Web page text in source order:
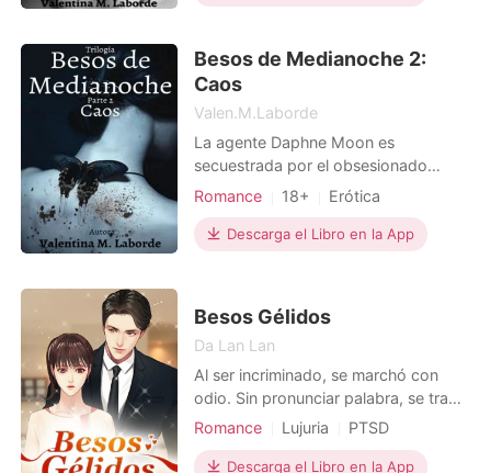
millonario?.
Besos de Medianoche 2:
Caos
Valen.M.Laborde
La agente Daphne Moon es
secuestrada por el obsesionado
investigador privado, Erick Sowler.
desesperada búsqueda mientras
lidian con la llegada de Aiden y la
normas. Elena trama nuevas formas
de ven
Romance 18+ Erótica
Descarga el Libro en la App
Besos Gélidos
Da Lan Lan
Al ser incriminado, se marchó con
odio. Sin pronunciar palabra, se tragó
el dolor y la ira, desapareciendo de
posibilidades de volver a encontrarse
Romance Lujuria
PTSD
Venganza
CEO
Descarga el Libro en la App